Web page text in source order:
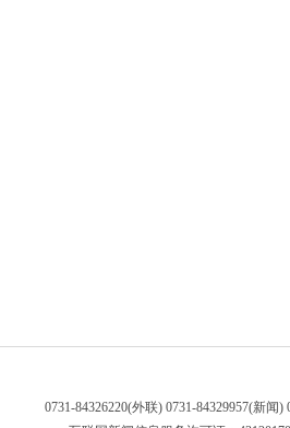
0731-84326220(外联) 0731-84329957(新